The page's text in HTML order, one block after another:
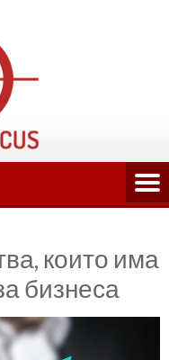
които има
бизнеса